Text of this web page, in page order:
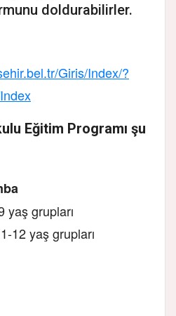
doldurabilirler.
Giris/Index/?
Eğitim Programı şu
yaş grupları
12 yaş grupları